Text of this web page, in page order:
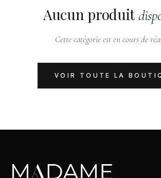
Aucun produit
Cette catégorie est en cours de
VOIR TOUTE LA